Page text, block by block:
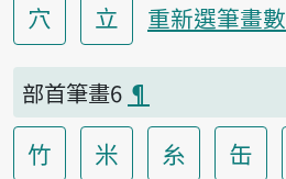
穴
立 重新選筆畫數
部首筆畫6 ¶
竹 米 糸 缶